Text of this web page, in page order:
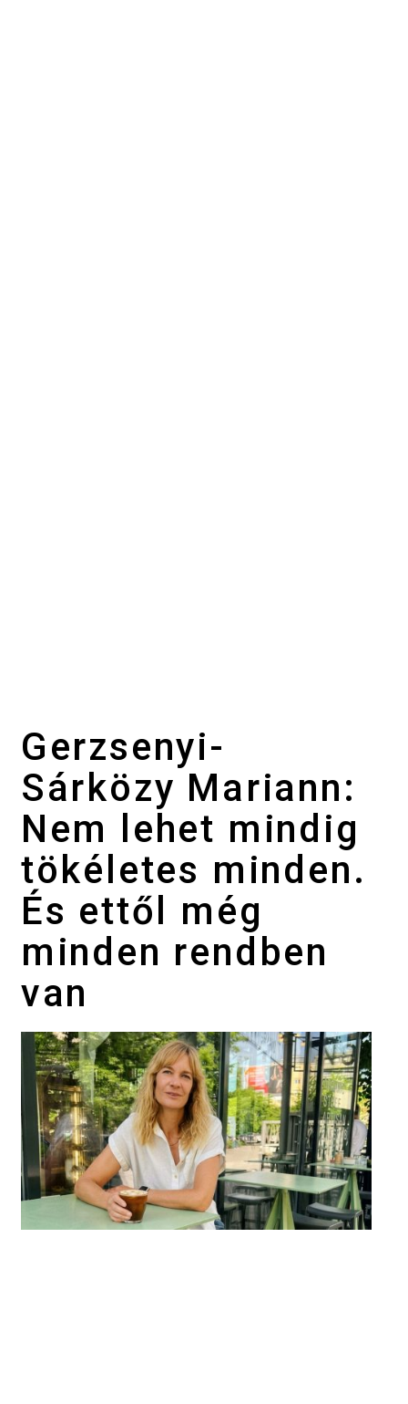
Gerzsenyi-
Sárközy Mariann:
Nem lehet mindig
tökéletes minden.
És ettől még
minden rendben
van